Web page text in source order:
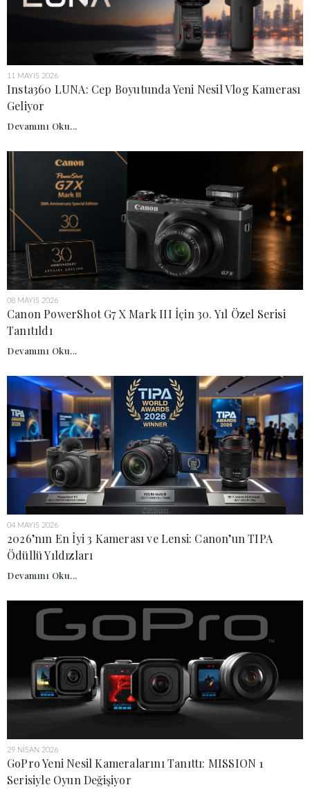
11 MAYIS 2026
Insta360 LUNA: Cep Boyutunda Yeni Nesil Vlog Kamerası
Geliyor
Devamını Oku...
08 MAYIS 2026
Canon PowerShot G7 X Mark III İçin 30. Yıl Özel Serisi
Tanıtıldı
Devamını Oku...
04 MAYIS 2026
2026’nın En İyi 3 Kamerası ve Lensi: Canon’un TIPA
Ödüllü Yıldızları
Devamını Oku...
29 NISAN 2026
GoPro Yeni Nesil Kameralarını Tanıttı: MISSION 1
Serisiyle Oyun Değişiyor